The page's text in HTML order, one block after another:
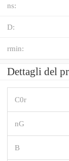
ns:
D:
rmin:
Dettagli del
C0r
nG
B